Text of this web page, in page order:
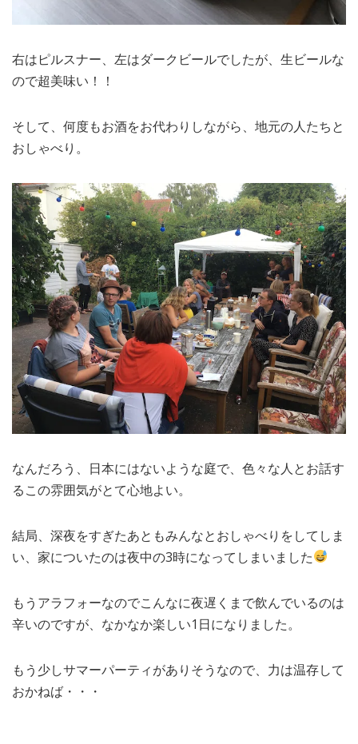
右はピルスナー、左はダークビールでしたが、生ビールな
ので超美味い！！
そして、何度もお酒をお代わりしながら、地元の人たちと
おしゃべり。
なんだろう、日本にはないような庭で、色々な人とお話す
るこの雰囲気がとて心地よい。
結局、深夜をすぎたあともみんなとおしゃべりをしてしま
い、家についたのは夜中の3時になってしまいました
もうアラフォーなのでこんなに夜遅くまで飲んでいるのは
辛いのですが、なかなか楽しい1日になりました。
もう少しサマーパーティがありそうなので、力は温存して
おかねば・・・